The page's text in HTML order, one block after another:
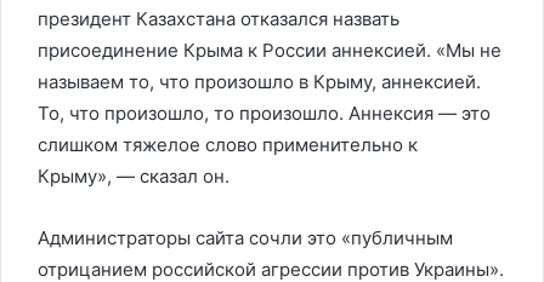
президент Казахстана отказался назвать
присоединение Крыма к России аннексией. «Мы не
называем то, что произошло в Крыму, аннексией.
То, что произошло, то произошло. Аннексия — это
слишком тяжелое слово применительно к
Крыму», — сказал он.
Администраторы сайта сочли это «публичным
отрицанием российской агрессии против Украины».